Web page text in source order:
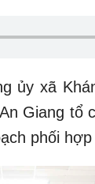
ủy xã
Giang tổ
phối